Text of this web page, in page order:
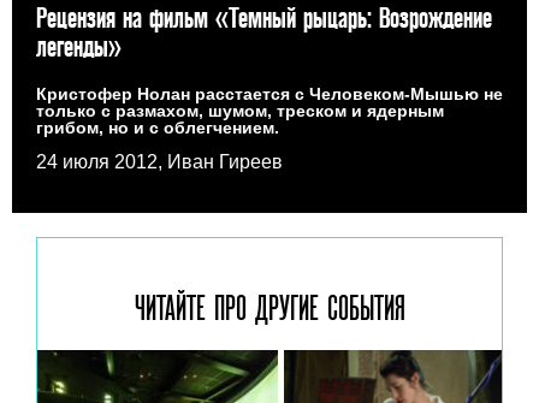
Рецензия на фильм «Темный рыцарь: Возрождение
легенды»
Кристофер Нолан расстается с Человеком-Мышью не
только с размахом, шумом, треском и ядерным
грибом, но и с облегчением.
24 июля 2012, Иван Гиреев
ЧИТАЙТЕ ПРО ДРУГИЕ СОБЫТИЯ